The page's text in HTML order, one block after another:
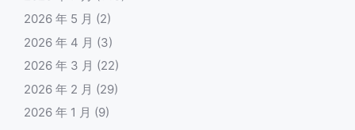
2026 年 5 月 (2)
2026 年 4 月 (3)
2026 年 3 月 (22)
2026 年 2 月 (29)
2026 年 1 月 (9)